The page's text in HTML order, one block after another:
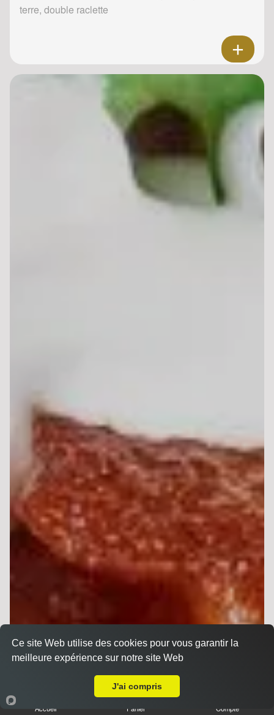
terre, double raclette
Accueil Panier Compte
Ce site Web utilise des cookies pour vous garantir la
meilleure expérience sur notre site Web
J'ai compris